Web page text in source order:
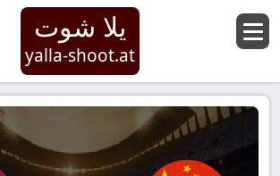
يلا شوت
yalla-shoot.at